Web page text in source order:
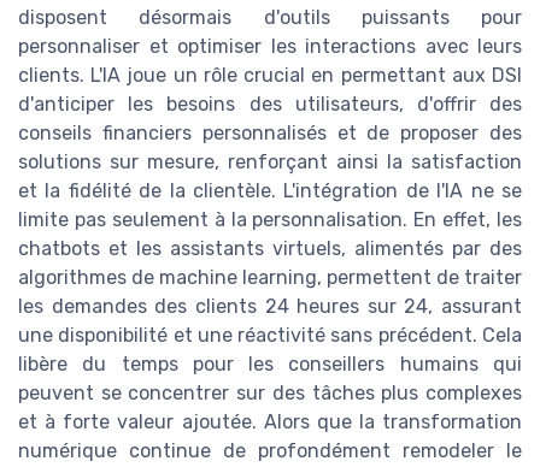
disposent désormais d'outils puissants pour
personnaliser et optimiser les interactions avec leurs
clients. L'IA joue un rôle crucial en permettant aux DSI
d'anticiper les besoins des utilisateurs, d'offrir des
conseils financiers personnalisés et de proposer des
solutions sur mesure, renforçant ainsi la satisfaction
et la fidélité de la clientèle. L'intégration de l'IA ne se
limite pas seulement à la personnalisation. En effet, les
chatbots et les assistants virtuels, alimentés par des
algorithmes de machine learning, permettent de traiter
les demandes des clients 24 heures sur 24, assurant
une disponibilité et une réactivité sans précédent. Cela
libère du temps pour les conseillers humains qui
peuvent se concentrer sur des tâches plus complexes
et à forte valeur ajoutée. Alors que la transformation
numérique continue de profondément remodeler le